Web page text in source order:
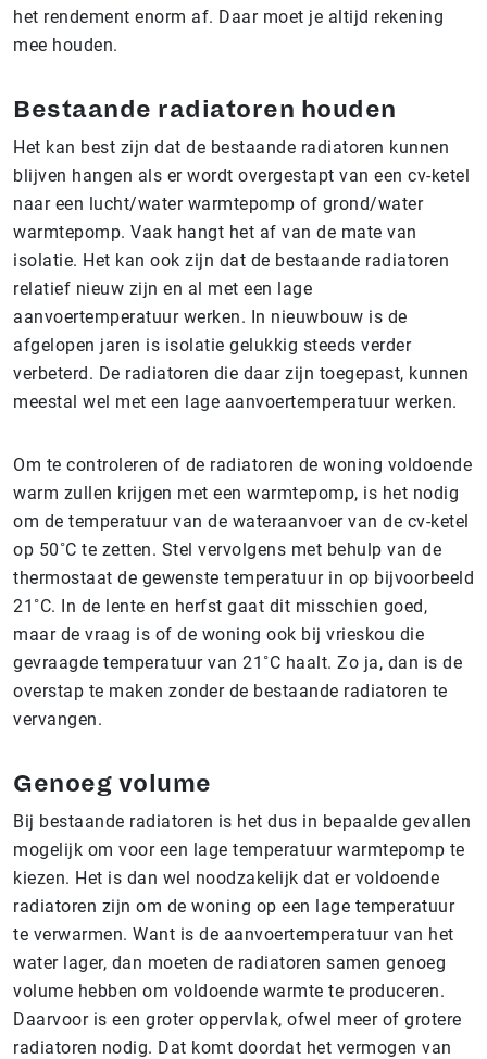
het rendement enorm af. Daar moet je altijd rekening
mee houden.
Bestaande radiatoren houden
Het kan best zijn dat de bestaande radiatoren kunnen
blijven hangen als er wordt overgestapt van een cv-ketel
naar een lucht/water warmtepomp of grond/water
warmtepomp. Vaak hangt het af van de mate van
isolatie. Het kan ook zijn dat de bestaande radiatoren
relatief nieuw zijn en al met een lage
aanvoertemperatuur werken. In nieuwbouw is de
afgelopen jaren is isolatie gelukkig steeds verder
verbeterd. De radiatoren die daar zijn toegepast, kunnen
meestal wel met een lage aanvoertemperatuur werken.
Om te controleren of de radiatoren de woning voldoende
warm zullen krijgen met een warmtepomp, is het nodig
om de temperatuur van de wateraanvoer van de cv-ketel
op 50˚C te zetten. Stel vervolgens met behulp van de
thermostaat de gewenste temperatuur in op bijvoorbeeld
21˚C. In de lente en herfst gaat dit misschien goed,
maar de vraag is of de woning ook bij vrieskou die
gevraagde temperatuur van 21˚C haalt. Zo ja, dan is de
overstap te maken zonder de bestaande radiatoren te
vervangen.
Genoeg volume
Bij bestaande radiatoren is het dus in bepaalde gevallen
mogelijk om voor een lage temperatuur warmtepomp te
kiezen. Het is dan wel noodzakelijk dat er voldoende
radiatoren zijn om de woning op een lage temperatuur
te verwarmen. Want is de aanvoertemperatuur van het
water lager, dan moeten de radiatoren samen genoeg
volume hebben om voldoende warmte te produceren.
Daarvoor is een groter oppervlak, ofwel meer of grotere
radiatoren nodig. Dat komt doordat het vermogen van